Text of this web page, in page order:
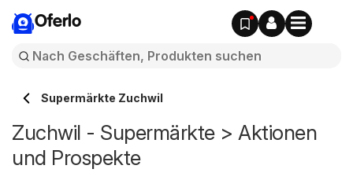
Oferlo
Supermärkte Zuchwil
Zuchwil - Supermärkte > Aktionen
und Prospekte